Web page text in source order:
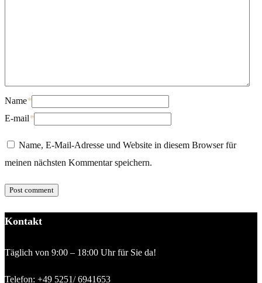
Name*
E-mail*
Name, E-Mail-Adresse und Website in diesem Browser für
meinen nächsten Kommentar speichern.
Kontakt
Täglich von 9:00 – 18:00 Uhr für Sie da!
Telefon: +49 5251/ 6941653